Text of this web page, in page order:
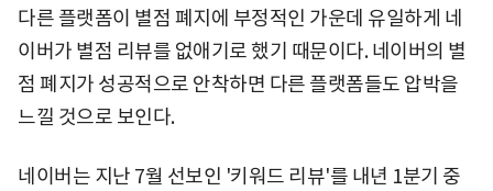
다른 플랫폼이 별점 폐지에 부정적인 가운데 유일하게 네
이버가 별점 리뷰를 없애기로 했기 때문이다. 네이버의 별
점 폐지가 성공적으로 안착하면 다른 플랫폼들도 압박을
느낄 것으로 보인다.
네이버는 지난 7월 선보인 '키워드 리뷰'를 내년 1분기 중